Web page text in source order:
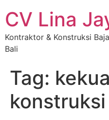
CV Lina
Kontraktor & Konstruksi
Bali
Tag: